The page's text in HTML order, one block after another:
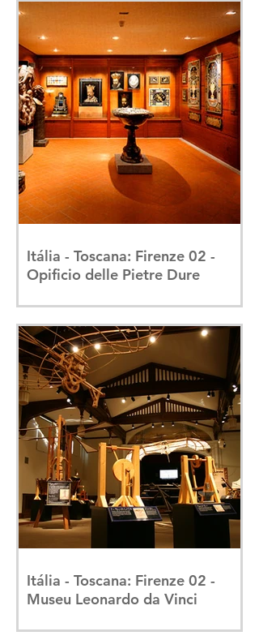
Itália - Toscana: Firenze 02 -
Opificio delle Pietre Dure
Itália - Toscana: Firenze 02 -
Museu Leonardo da Vinci